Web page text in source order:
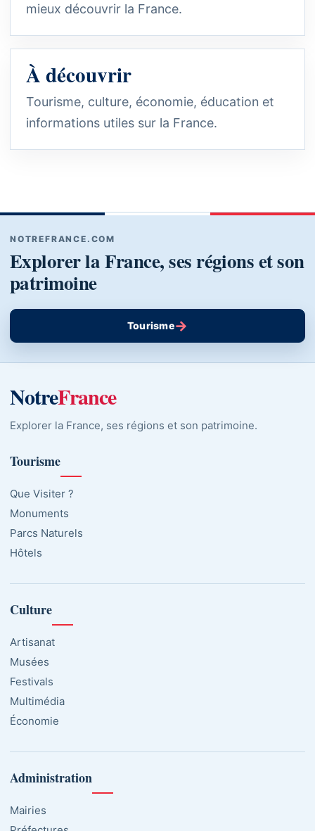
mieux découvrir la France.
À découvrir
Tourisme, culture, économie, éducation et
informations utiles sur la France.
NOTREFRANCE.COM
Explorer la France, ses régions et son
patrimoine
Tourisme→
NotreFrance
Explorer la France, ses régions et son patrimoine.
Tourisme
Que Visiter ?
Monuments
Parcs Naturels
Hôtels
Culture
Artisanat
Musées
Festivals
Multimédia
Économie
Administration
Mairies